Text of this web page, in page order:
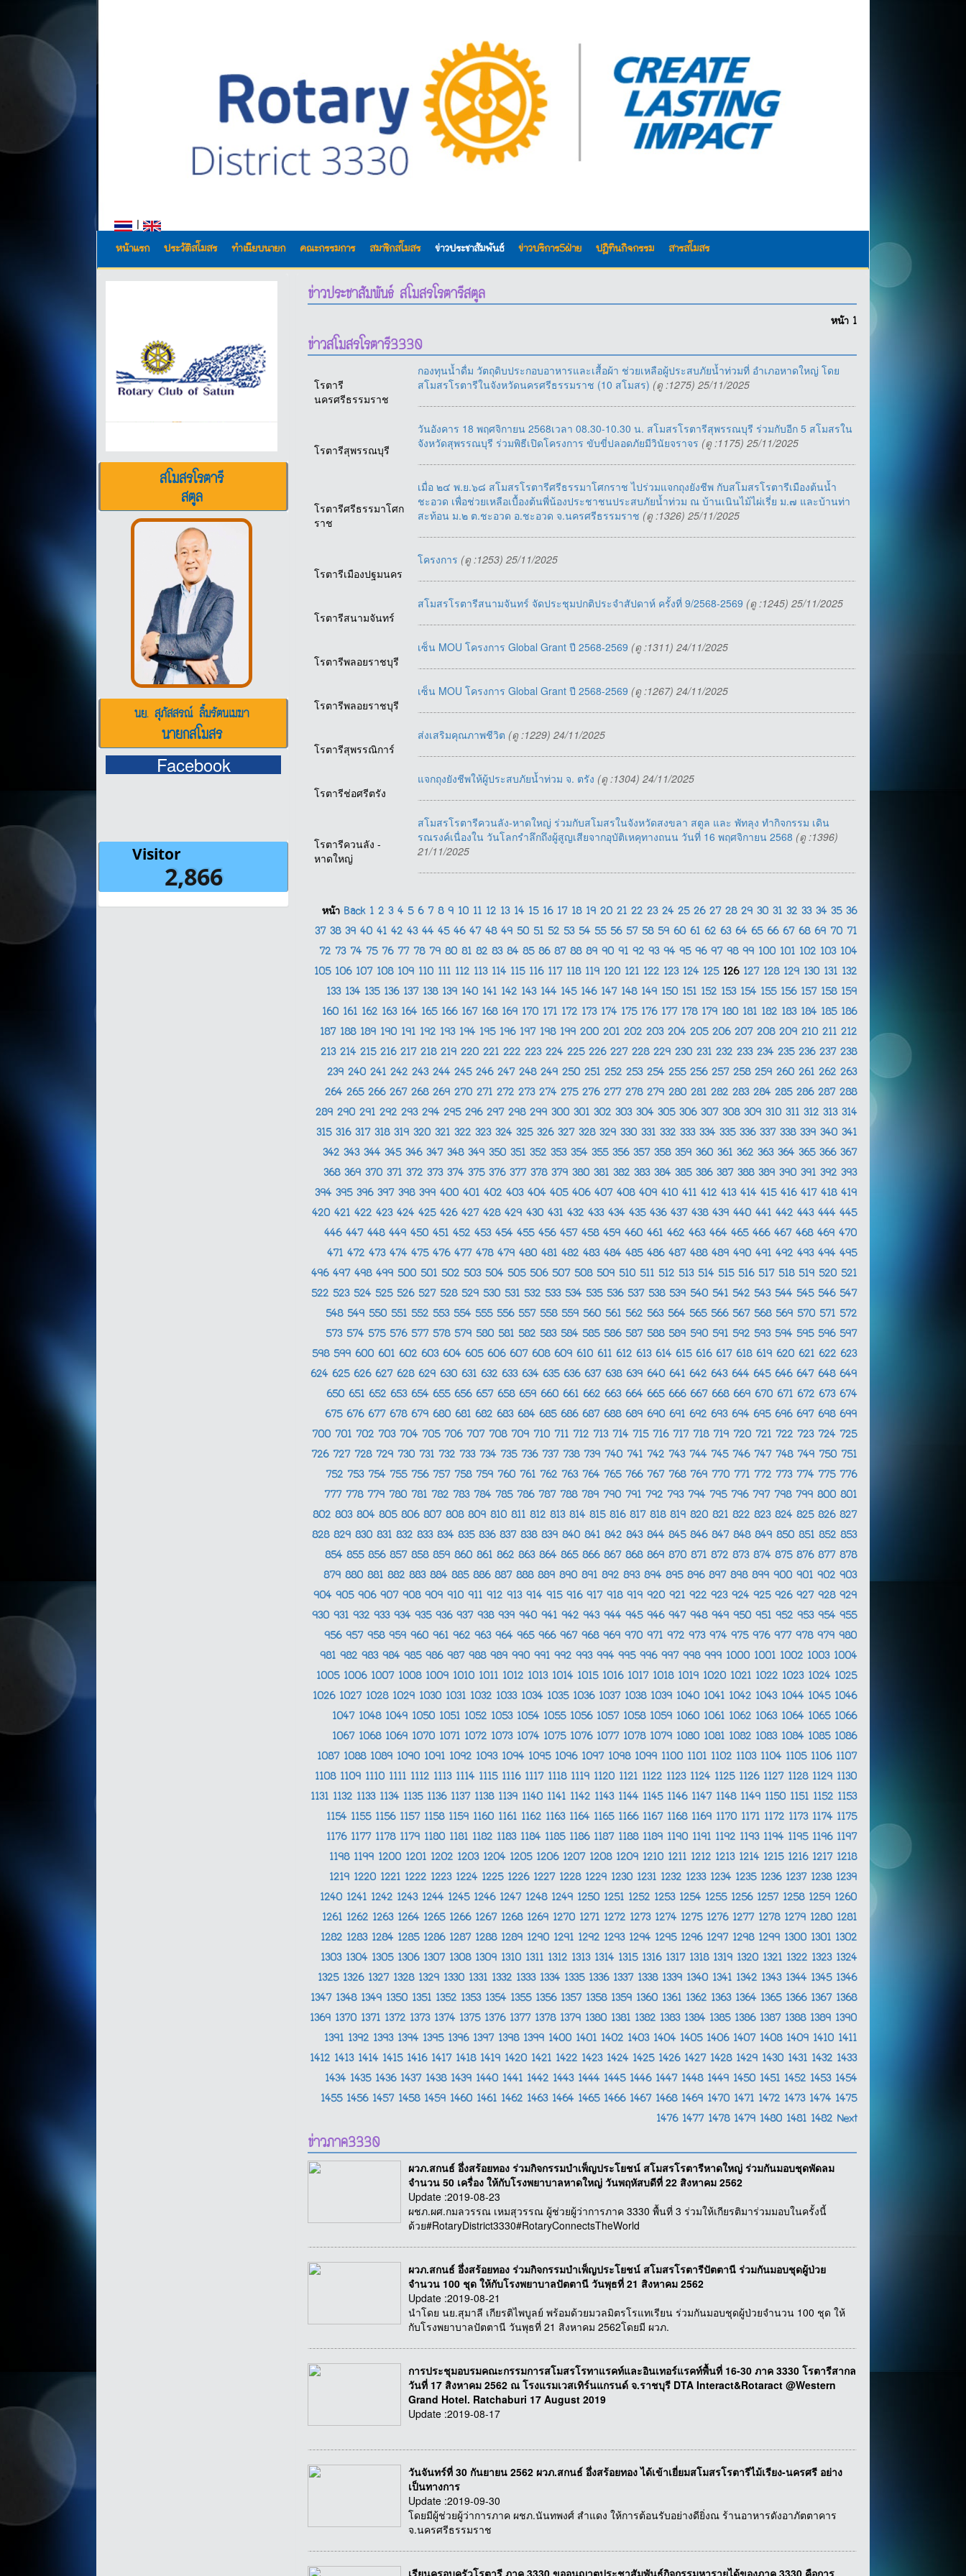
|
หน้าแรก ประวัติสโมสร ทำเนียบนายก คณะกรรมการ สมาชิกสโมสร ข่าวประชาสัมพันธ์ ข่าวบริการ5ฝ่าย ปฎิทินกิจกรรม สารสโมสร
สโมสรโรตารี
สตูล
นย. สุภัสสรณ์ ลิ้มรัตนเมฆา
นายกสโมสร
Facebook
ข่าวประชาสัมพันธ์ สโมสรโรตารีสตูล
หน้า 1
ข่าวสโมสรโรตารี3330
โรตารี
นครศรีธรรมราช
กองทุนน้ำดื่ม วัตถุดิบประกอบอาหารและเสื้อผ้า ช่วยเหลือผู้ประสบภัยน้ำท่วมที่ อำเภอหาดใหญ่ โดย
สโมสรโรตารีในจังหวัดนครศรีธรรมราช (10 สโมสร) (ดู :1275) 25/11/2025
โรตารีสุพรรณบุรี
วันอังคาร 18 พฤศจิกายน 2568เวลา 08.30-10.30 น. สโมสรโรตารีสุพรรณบุรี ร่วมกับอีก 5 สโมสรใน
จังหวัดสุพรรณบุรี ร่วมพิธีเปิดโครงการ ขับขี่ปลอดภัยมีวินัยจราจร (ดู :1175) 25/11/2025
โรตารีศรีธรรมาโศก
ราช
เมื่อ ๒๔ พ.ย.๖๘ สโมสรโรตารีศรีธรรมาโศกราช ไปร่วมแจกถุงยังชีพ กับสโมสรโรตารีเมืองต้นน้ำ
ชะอวด เพื่อช่วยเหลือเบื้องต้นพี่น้องประชาชนประสบภัยน้ำท่วม ณ บ้านเนินไม้ไผ่เรี่ย ม.๗ และบ้านท่า
สะท้อน ม.๒ ต.ชะอวด อ.ชะอวด จ.นครศรีธรรมราช (ดู :1326) 25/11/2025
โรตารีเมืองปฐมนคร
โครงการ (ดู :1253) 25/11/2025
โรตารีสนามจันทร์
สโมสรโรตารีสนามจันทร์ จัดประชุมปกติประจำสัปดาห์ ครั้งที่ 9/2568-2569 (ดู :1245) 25/11/2025
โรตารีพลอยราชบุรี
เซ็น MOU โครงการ Global Grant ปี 2568-2569 (ดู :1311) 24/11/2025
โรตารีพลอยราชบุรี
เซ็น MOU โครงการ Global Grant ปี 2568-2569 (ดู :1267) 24/11/2025
โรตารีสุพรรณิการ์
ส่งเสริมคุณภาพชีวิต (ดู :1229) 24/11/2025
โรตารีช่อศรีตรัง
แจกถุงยังชีพให้ผู้ประสบภัยน้ำท่วม จ. ตรัง (ดู :1304) 24/11/2025
โรตารีควนลัง -
หาดใหญ่
สโมสรโรตารีควนลัง-หาดใหญ่ ร่วมกับสโมสรในจังหวัดสงขลา สตูล และ พัทลุง ทำกิจกรรม เดิน
รณรงค์เนื่องใน วันโลกรำลึกถึงผู้สูญเสียจากอุบัติเหคุทางถนน วันที่ 16 พฤศจิกายน 2568 (ดู :1396)
21/11/2025
หน้า Back 1 2 3 4 5 6 7 8 9 10 11 12 13 14 15 16 17 18 19 20 21 22 23 24 25 26 27 28 29 30 31 32 33 34 35 36
37 38 39 40 41 42 43 44 45 46 47 48 49 50 51 52 53 54 55 56 57 58 59 60 61 62 63 64 65 66 67 68 69 70 71
72 73 74 75 76 77 78 79 80 81 82 83 84 85 86 87 88 89 90 91 92 93 94 95 96 97 98 99 100 101 102 103 104
105 106 107 108 109 110 111 112 113 114 115 116 117 118 119 120 121 122 123 124 125 126 127 128 129 130 131 132
133 134 135 136 137 138 139 140 141 142 143 144 145 146 147 148 149 150 151 152 153 154 155 156 157 158 159
160 161 162 163 164 165 166 167 168 169 170 171 172 173 174 175 176 177 178 179 180 181 182 183 184 185 186
187 188 189 190 191 192 193 194 195 196 197 198 199 200 201 202 203 204 205 206 207 208 209 210 211 212
213 214 215 216 217 218 219 220 221 222 223 224 225 226 227 228 229 230 231 232 233 234 235 236 237 238
239 240 241 242 243 244 245 246 247 248 249 250 251 252 253 254 255 256 257 258 259 260 261 262 263
264 265 266 267 268 269 270 271 272 273 274 275 276 277 278 279 280 281 282 283 284 285 286 287 288
289 290 291 292 293 294 295 296 297 298 299 300 301 302 303 304 305 306 307 308 309 310 311 312 313 314
315 316 317 318 319 320 321 322 323 324 325 326 327 328 329 330 331 332 333 334 335 336 337 338 339 340 341
342 343 344 345 346 347 348 349 350 351 352 353 354 355 356 357 358 359 360 361 362 363 364 365 366 367
368 369 370 371 372 373 374 375 376 377 378 379 380 381 382 383 384 385 386 387 388 389 390 391 392 393
394 395 396 397 398 399 400 401 402 403 404 405 406 407 408 409 410 411 412 413 414 415 416 417 418 419
420 421 422 423 424 425 426 427 428 429 430 431 432 433 434 435 436 437 438 439 440 441 442 443 444 445
446 447 448 449 450 451 452 453 454 455 456 457 458 459 460 461 462 463 464 465 466 467 468 469 470
471 472 473 474 475 476 477 478 479 480 481 482 483 484 485 486 487 488 489 490 491 492 493 494 495
496 497 498 499 500 501 502 503 504 505 506 507 508 509 510 511 512 513 514 515 516 517 518 519 520 521
522 523 524 525 526 527 528 529 530 531 532 533 534 535 536 537 538 539 540 541 542 543 544 545 546 547
548 549 550 551 552 553 554 555 556 557 558 559 560 561 562 563 564 565 566 567 568 569 570 571 572
573 574 575 576 577 578 579 580 581 582 583 584 585 586 587 588 589 590 591 592 593 594 595 596 597
598 599 600 601 602 603 604 605 606 607 608 609 610 611 612 613 614 615 616 617 618 619 620 621 622 623
624 625 626 627 628 629 630 631 632 633 634 635 636 637 638 639 640 641 642 643 644 645 646 647 648 649
650 651 652 653 654 655 656 657 658 659 660 661 662 663 664 665 666 667 668 669 670 671 672 673 674
675 676 677 678 679 680 681 682 683 684 685 686 687 688 689 690 691 692 693 694 695 696 697 698 699
700 701 702 703 704 705 706 707 708 709 710 711 712 713 714 715 716 717 718 719 720 721 722 723 724 725
726 727 728 729 730 731 732 733 734 735 736 737 738 739 740 741 742 743 744 745 746 747 748 749 750 751
752 753 754 755 756 757 758 759 760 761 762 763 764 765 766 767 768 769 770 771 772 773 774 775 776
777 778 779 780 781 782 783 784 785 786 787 788 789 790 791 792 793 794 795 796 797 798 799 800 801
802 803 804 805 806 807 808 809 810 811 812 813 814 815 816 817 818 819 820 821 822 823 824 825 826 827
828 829 830 831 832 833 834 835 836 837 838 839 840 841 842 843 844 845 846 847 848 849 850 851 852 853
854 855 856 857 858 859 860 861 862 863 864 865 866 867 868 869 870 871 872 873 874 875 876 877 878
879 880 881 882 883 884 885 886 887 888 889 890 891 892 893 894 895 896 897 898 899 900 901 902 903
904 905 906 907 908 909 910 911 912 913 914 915 916 917 918 919 920 921 922 923 924 925 926 927 928 929
930 931 932 933 934 935 936 937 938 939 940 941 942 943 944 945 946 947 948 949 950 951 952 953 954 955
956 957 958 959 960 961 962 963 964 965 966 967 968 969 970 971 972 973 974 975 976 977 978 979 980
981 982 983 984 985 986 987 988 989 990 991 992 993 994 995 996 997 998 999 1000 1001 1002 1003 1004
1005 1006 1007 1008 1009 1010 1011 1012 1013 1014 1015 1016 1017 1018 1019 1020 1021 1022 1023 1024 1025
1026 1027 1028 1029 1030 1031 1032 1033 1034 1035 1036 1037 1038 1039 1040 1041 1042 1043 1044 1045 1046
1047 1048 1049 1050 1051 1052 1053 1054 1055 1056 1057 1058 1059 1060 1061 1062 1063 1064 1065 1066
1067 1068 1069 1070 1071 1072 1073 1074 1075 1076 1077 1078 1079 1080 1081 1082 1083 1084 1085 1086
1087 1088 1089 1090 1091 1092 1093 1094 1095 1096 1097 1098 1099 1100 1101 1102 1103 1104 1105 1106 1107
1108 1109 1110 1111 1112 1113 1114 1115 1116 1117 1118 1119 1120 1121 1122 1123 1124 1125 1126 1127 1128 1129 1130
1131 1132 1133 1134 1135 1136 1137 1138 1139 1140 1141 1142 1143 1144 1145 1146 1147 1148 1149 1150 1151 1152 1153
1154 1155 1156 1157 1158 1159 1160 1161 1162 1163 1164 1165 1166 1167 1168 1169 1170 1171 1172 1173 1174 1175
1176 1177 1178 1179 1180 1181 1182 1183 1184 1185 1186 1187 1188 1189 1190 1191 1192 1193 1194 1195 1196 1197
1198 1199 1200 1201 1202 1203 1204 1205 1206 1207 1208 1209 1210 1211 1212 1213 1214 1215 1216 1217 1218
1219 1220 1221 1222 1223 1224 1225 1226 1227 1228 1229 1230 1231 1232 1233 1234 1235 1236 1237 1238 1239
1240 1241 1242 1243 1244 1245 1246 1247 1248 1249 1250 1251 1252 1253 1254 1255 1256 1257 1258 1259 1260
1261 1262 1263 1264 1265 1266 1267 1268 1269 1270 1271 1272 1273 1274 1275 1276 1277 1278 1279 1280 1281
1282 1283 1284 1285 1286 1287 1288 1289 1290 1291 1292 1293 1294 1295 1296 1297 1298 1299 1300 1301 1302
1303 1304 1305 1306 1307 1308 1309 1310 1311 1312 1313 1314 1315 1316 1317 1318 1319 1320 1321 1322 1323 1324
1325 1326 1327 1328 1329 1330 1331 1332 1333 1334 1335 1336 1337 1338 1339 1340 1341 1342 1343 1344 1345 1346
1347 1348 1349 1350 1351 1352 1353 1354 1355 1356 1357 1358 1359 1360 1361 1362 1363 1364 1365 1366 1367 1368
1369 1370 1371 1372 1373 1374 1375 1376 1377 1378 1379 1380 1381 1382 1383 1384 1385 1386 1387 1388 1389 1390
1391 1392 1393 1394 1395 1396 1397 1398 1399 1400 1401 1402 1403 1404 1405 1406 1407 1408 1409 1410 1411
1412 1413 1414 1415 1416 1417 1418 1419 1420 1421 1422 1423 1424 1425 1426 1427 1428 1429 1430 1431 1432 1433
1434 1435 1436 1437 1438 1439 1440 1441 1442 1443 1444 1445 1446 1447 1448 1449 1450 1451 1452 1453 1454
1455 1456 1457 1458 1459 1460 1461 1462 1463 1464 1465 1466 1467 1468 1469 1470 1471 1472 1473 1474 1475
1476 1477 1478 1479 1480 1481 1482 Next
ข่าวภาค3330
ผวภ.สกนธ์ อึ่งสร้อยทอง ร่วมกิจกรรมบำเพ็ญประโยชน์ สโมสรโรตารีหาดใหญ่ ร่วมกันมอบชุดพัดลม
จำนวน 50 เครื่อง ให้กับโรงพยาบาลหาดใหญ่ วันพฤหัสบดีที่ 22 สิงหาคม 2562
Update :2019-08-23
ผชภ.ผศ.กมลวรรณ เหมสุวรรณ ผู้ช่วยผู้ว่าการภาค 3330 พื้นที่ 3 ร่วมให้เกียรติมาร่วมมอบในครั้งนี้
ด้วย#RotaryDistrict3330#RotaryConnectsTheWorld
ผวภ.สกนธ์ อึ่งสร้อยทอง ร่วมกิจกรรมบำเพ็ญประโยชน์ สโมสรโรตารีปัตตานี ร่วมกันมอบชุดผู้ป่วย
จำนวน 100 ชุด ให้กับโรงพยาบาลปัตตานี วันพุธที่ 21 สิงหาคม 2562
Update :2019-08-21
นำโดย นย.สุมาลี เกียรติไพบูลย์ พร้อมด้วยมวลมิตรโรแทเรียน ร่วมกันมอบชุดผู้ป่วยจำนวน 100 ชุด ให้
กับโรงพยาบาลปัตตานี วันพุธที่ 21 สิงหาคม 2562โดยมี ผวภ.
การประชุมอบรมคณะกรรมการสโมสรโรทาแรคท์และอินเทอร์แรคท์พื้นที่ 16-30 ภาค 3330 โรตารีสากล
วันที่ 17 สิงหาคม 2562 ณ โรงแรมเวสเทิร์นแกรนด์ จ.ราชบุรี DTA Interact&Rotaract @Western
Grand Hotel. Ratchaburi 17 August 2019
Update :2019-08-17
วันจันทร์ที่ 30 กันยายน 2562 ผวภ.สกนธ์ อึ่งสร้อยทอง ได้เข้าเยี่ยมสโมสรโรตารีไม้เรียง-นครศรี อย่าง
เป็นทางการ
Update :2019-09-30
โดยมีผู้ช่วยผู้ว่าการภาค ผชภ.นันทพงศ์ สำแดง ให้การต้อนรับอย่างดียิ่งณ ร้านอาหารดังอาภัตตาคาร
จ.นครศรีธรรมราช